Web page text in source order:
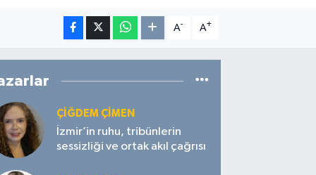
A- A+
ÇIĞDEM ÇIMEN
İzmir’in ruhu, tribünlerin
sessizliği ve ortak akıl çağrısı